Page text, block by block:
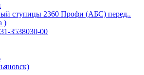
ступицы 2360 Профи (АБС) перед..
)
3538030-00